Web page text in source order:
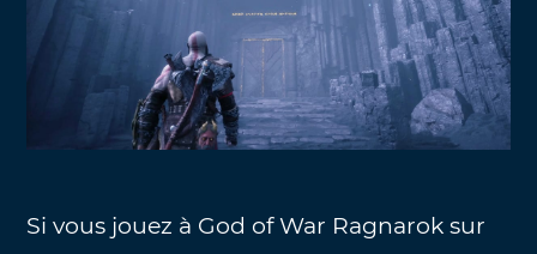
Si vous jouez à God of War Ragnarok sur